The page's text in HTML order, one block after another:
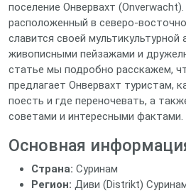
поселение Онвервахт
расположенный в
славится своей мультикультурной
живописными пейзажами и
статье мы подробно расскажем,
предлагает Онвервахт туристам,
поесть и где переночевать, а
советами и интересными фактами.
Основная
Страна: Суринам
Регион: Диви (Distrikt)